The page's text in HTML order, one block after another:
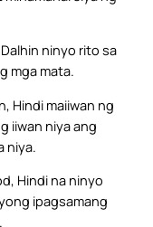
ninyo rito sa
mga mata.
Hindi maiiwan ng
iiwan niya ang
niya.
Hindi na ninyo
ipagsamang